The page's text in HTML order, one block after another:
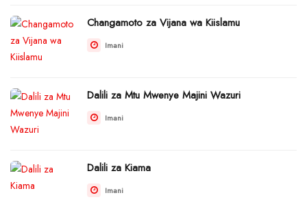
Changamoto za Vijana wa Kiislamu
Imani
Dalili za Mtu Mwenye Majini Wazuri
Imani
Dalili za Kiama
Imani